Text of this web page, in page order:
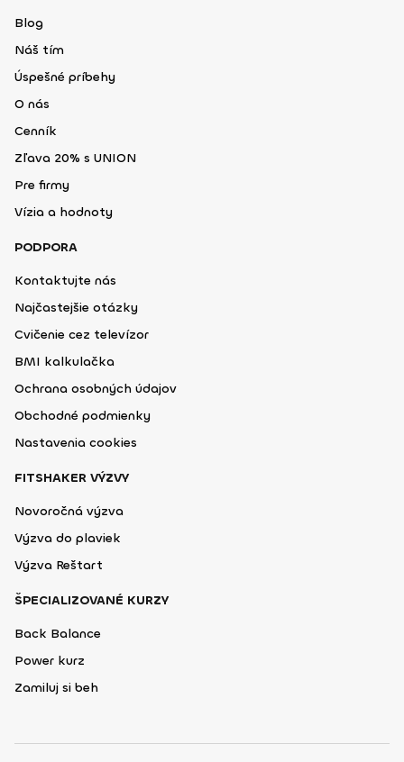
Blog
Náš tím
Úspešné príbehy
O nás
Cenník
Zľava 20% s UNION
Pre firmy
Vízia a hodnoty
PODPORA
Kontaktujte nás
Najčastejšie otázky
Cvičenie cez televízor
BMI kalkulačka
Ochrana osobných údajov
Obchodné podmienky
Nastavenia cookies
FITSHAKER VÝZVY
Novoročná výzva
Výzva do plaviek
Výzva Reštart
ŠPECIALIZOVANÉ KURZY
Back Balance
Power kurz
Zamiluj si beh